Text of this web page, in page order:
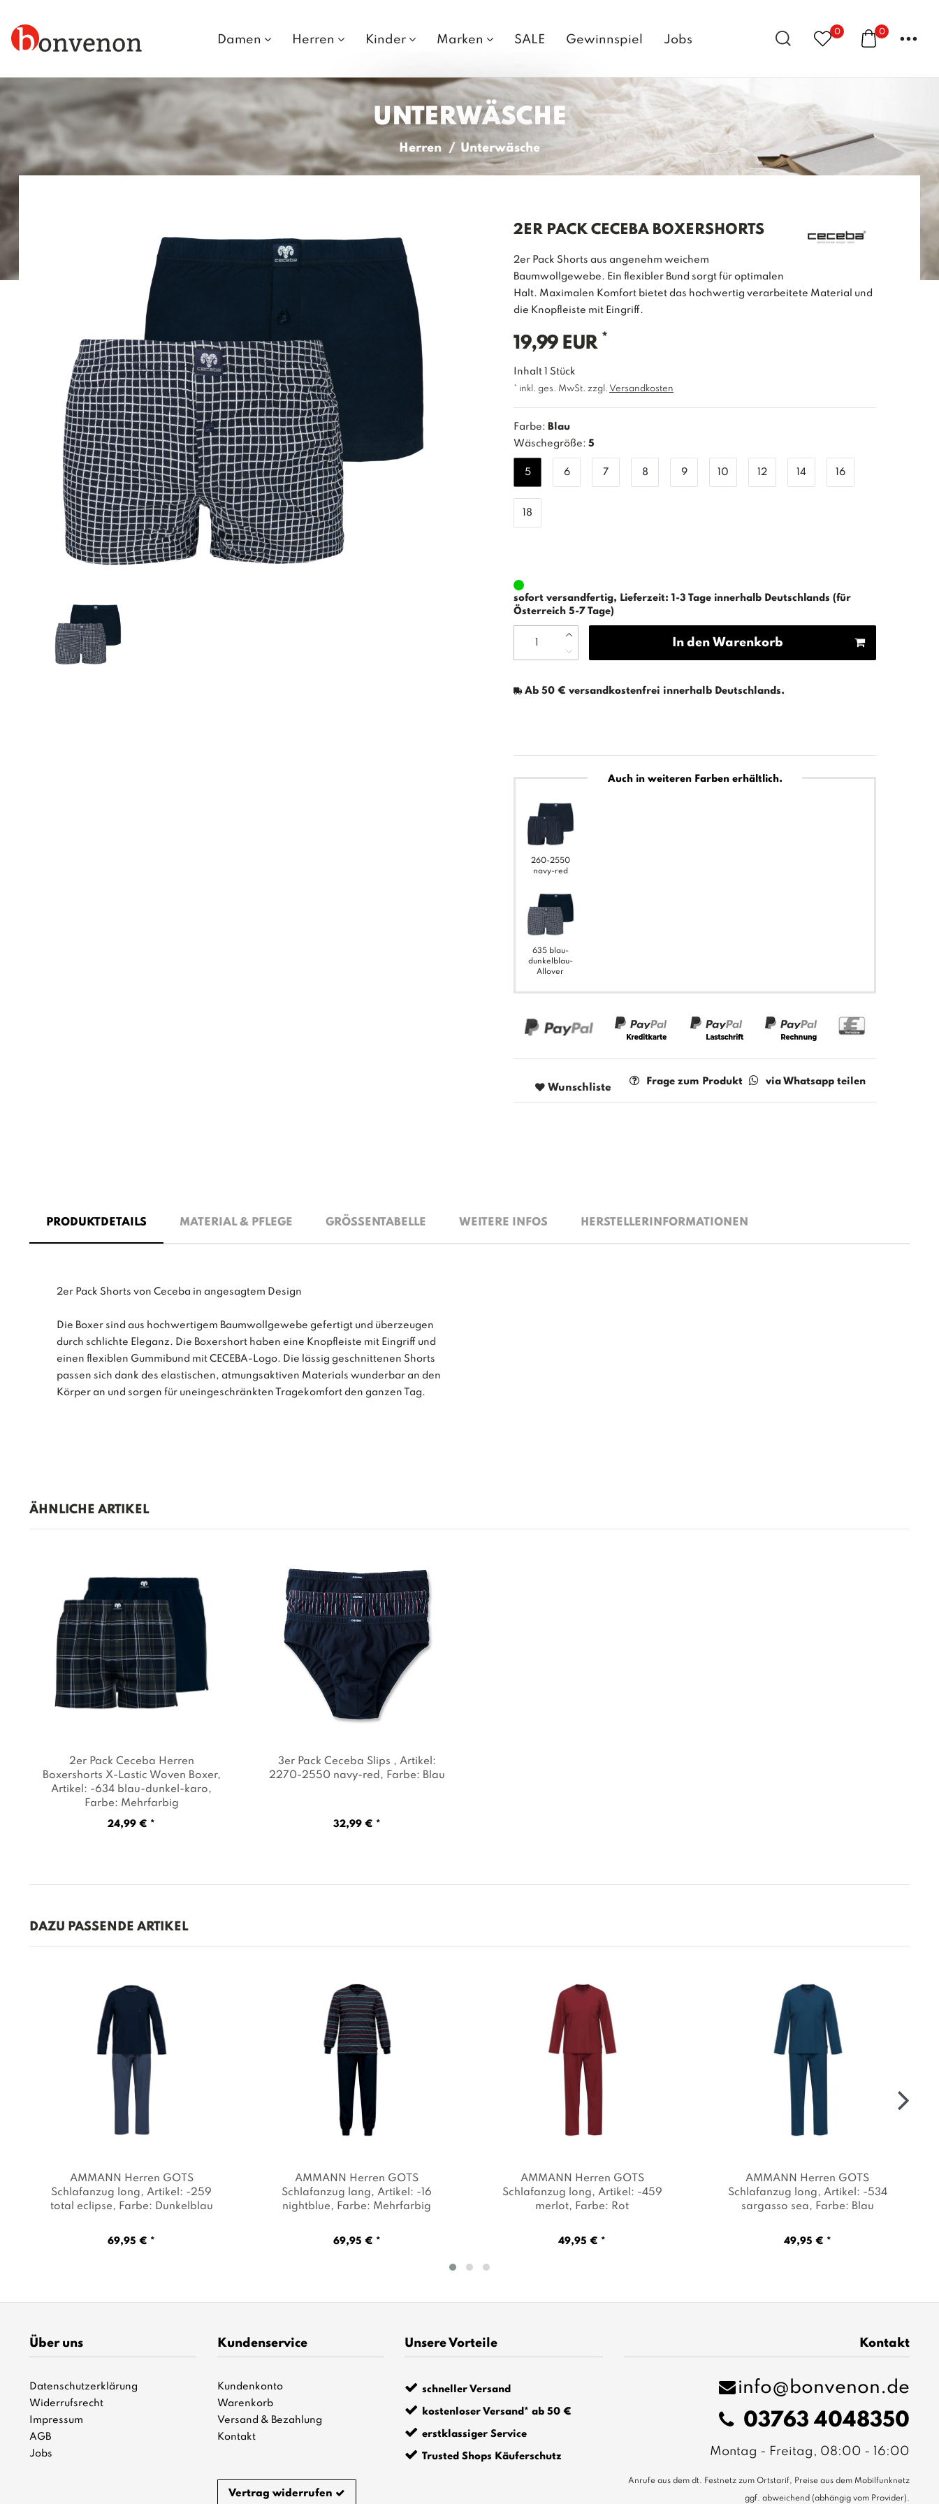
Damen Herren Kinder Marken SALE Gewinnspiel Jobs
0 0 ...
UNTERWÄSCHE
Herren Unterwäsche
2ER PACK CECEBA BOXERSHORTS
2er Pack Shorts aus angenehm weichem
Baumwollgewebe. Ein flexibler Bund sorgt für optimalen
Halt. Maximalen Komfort bietet das hochwertig verarbeitete Material und
die Knopfleiste mit Eingriff.
19,99 EUR *
Inhalt Stück
* inkl. ges. MwSt. zzgl. Versandkosten
Farbe: Blau
Wäschegröße: 5
5 6 7 8 9 10 12 14 16
18
sofort versandfertig, Lieferzeit: 1-3 Tage innerhalb Deutschlands (für
Österreich 5-7 Tage)
In den Warenkorb
Ab 50 € versandkostenfrei innerhalb Deutschlands.
Auch in weiteren Farben erhältlich.
260-2550
navy-red
635 blau-
dunkelblau-
Allover
Wunschliste
Frage zum Produkt via Whatsapp teilen
PRODUKTDETAILS MATERIAL & PFLEGE GRÖSSENTABELLE WEITERE INFOS HERSTELLERINFORMATIONEN
2er Pack Shorts von Ceceba in angesagtem Design
Die Boxer sind aus hochwertigem Baumwollgewebe gefertigt und überzeugen
durch schlichte Eleganz. Die Boxershort haben eine Knopfleiste mit Eingriff und
einen flexiblen Gummibund mit CECEBA-Logo. Die lässig geschnittenen Shorts
passen sich dank des elastischen, atmungsaktiven Materials wunderbar an den
Körper an und sorgen für uneingeschränkten Tragekomfort den ganzen Tag.
ÄHNLICHE ARTIKEL
2er Pack Ceceba Herren
Boxershorts X-Lastic Woven Boxer,
Artikel: -634 blau-dunkel-karo,
Farbe: Mehrfarbig
24,99 € *
3er Pack Ceceba Slips , Artikel:
2270-2550 navy-red , Farbe: Blau
32,99 € *
DAZU PASSENDE ARTIKEL
AMMANN Herren GOTS
Schlafanzug long, Artikel: -259
total eclipse, Farbe: Dunkelblau
69,95 € *
AMMANN Herren GOTS
Schlafanzug lang, Artikel: -16
nightblue, Farbe: Mehrfarbig
69,95 € *
AMMANN Herren GOTS
Schlafanzug long, Artikel: -459
merlot, Farbe: Rot
49,95 € *
AMMANN Herren GOTS
Schlafanzug long, Artikel: -534
sargasso sea, Farbe: Blau
49,95 € *
Über uns
Datenschutzerklärung
Widerrufsrecht
Impressum
AGB
Jobs
Kundenservice
Kundenkonto
Warenkorb
Versand & Bezahlung
Kontakt
Vertrag widerrufen
Unsere Vorteile
schneller Versand
kostenloser Versand* ab 50 €
erstklassiger Service
Trusted Shops Käuferschutz
Kontakt
info@bonvenon.de
03763 4048350
Montag - Freitag, 08:00 - 16:00
Anrufe aus dem dt. Festnetz zum Ortstarif, Preise aus dem Mobilfunknetz
ggf. abweichend (abhängig vom Provider).